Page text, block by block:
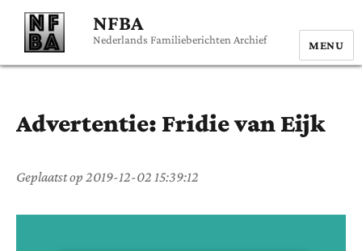
NFBA
Nederlands Familieberichten Archief MENU
Advertentie: Fridievan Eijk
Geplaatst op 2019-12-02 15:39:12